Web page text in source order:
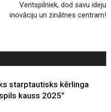
Ventspilniek, dod savu ideju
inovāciju un zinātnes centram!
starptautisks kērlinga
kauss 2025”